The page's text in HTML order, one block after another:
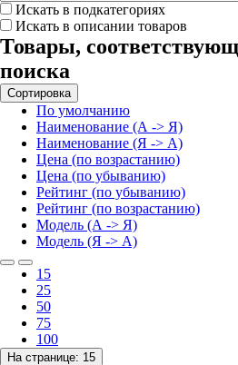
Искать в подкатегориях
Искать в описании товаров
Товары,
поиска
Сортировка
По умолчанию
Наименование (А -> Я)
Наименование (Я -> А)
Цена (по возрастанию)
Цена (по убыванию)
Рейтинг (по убыванию)
Рейтинг (по возрастанию)
Модель (А -> Я)
Модель (Я -> А)
15
25
50
75
100
На странице: 15